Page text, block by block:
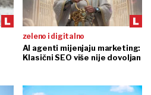
zeleno i digitalno
AI agenti mijenjaju marketing:
Klasični SEO više nije dovoljan